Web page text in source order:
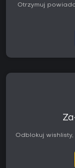
Otrzymuj
Odblokuj